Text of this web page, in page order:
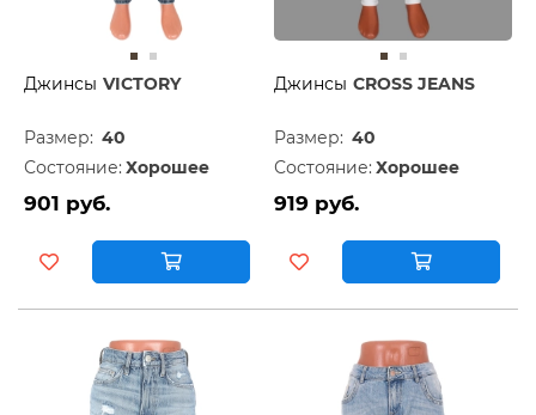
Джинсы VICTORY
Размер: 40
Состояние: Хорошее
901 руб.
Джинсы CROSS JEANS
Размер: 40
Состояние: Хорошее
919 руб.